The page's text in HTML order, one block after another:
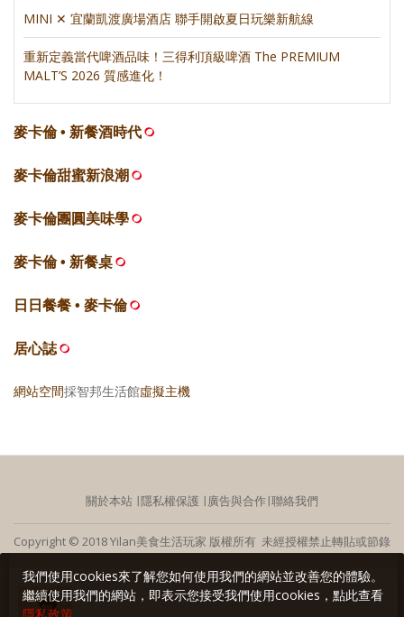
MINI ✕ 宜蘭凱渡廣場酒店 聯手開啟夏日玩樂新航線
重新定義當代啤酒品味！三得利頂級啤酒 The PREMIUM
MALT’S 2026 質感進化！
麥卡倫 • 新餐酒時代
麥卡倫甜蜜新浪潮
麥卡倫團圓美味學
麥卡倫 • 新餐桌
日日餐餐 • 麥卡倫
居心誌
網站空間採智邦生活館虛擬主機
關於本站 ∣隱私權保護 ∣廣告與合作∣聯絡我們
Copyright © 2018 Yilan美食生活玩家 版權所有 未經授權禁止轉貼或節錄
我們使用cookies來了解您如何使用我們的網站並改善您的體驗。
繼續使用我們的網站，即表示您接受我們使用cookies，點此查看